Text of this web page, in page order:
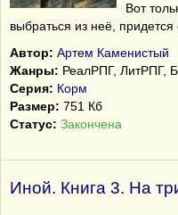
Вот
выбраться из неё, придется
Автор: Артем Каменистый
Жанры: РеалРПГ, ЛитРПГ,
Серия: Корм
Размер: 751 Кб
Статус: Закончена
Иной. Книга 3. На